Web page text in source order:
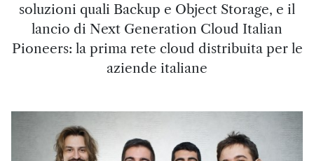
soluzioni quali Backup e Object Storage, e il
lancio di Next Generation Cloud Italian
Pioneers: la prima rete cloud distribuita per le
aziende italiane